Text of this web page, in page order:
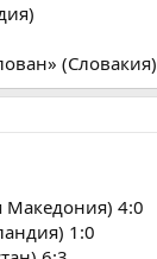
(Словакия)
Македония) 4:0
1:0